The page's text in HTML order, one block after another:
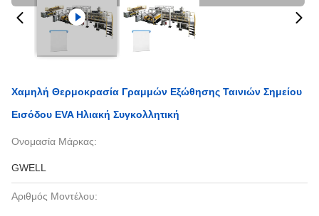
Χαμηλή Θερμοκρασία Γραμμών Εξώθησης Ταινιών Σημείου
Εισόδου EVA Ηλιακή Συγκολλητική
Ονομασία Μάρκας:
GWELL
Αριθμός Μοντέλου: